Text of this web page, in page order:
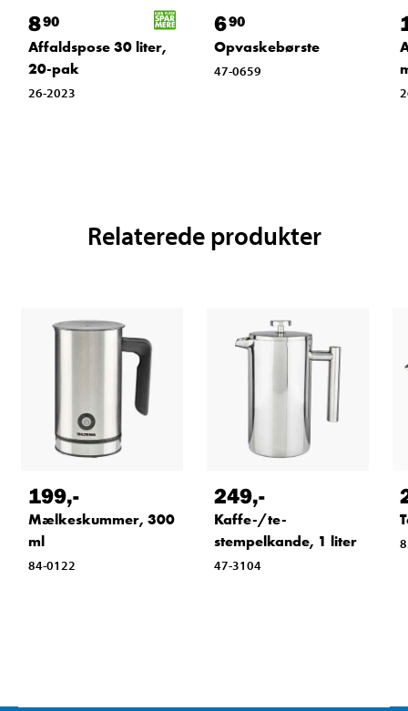
890
Affaldspose 30 liter,
20-pak
26-2023
690
Opvaskebørste
47-0659
Relaterede produkter
199,-
Mælkeskummer, 300
ml
84-0122
249,-
Kaffe-/te-
stempelkande, 1 liter
47-3104